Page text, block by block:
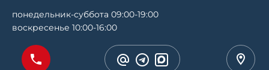
понедельник-суббота 09:00-19:00
воскресенье 10:00-16:00